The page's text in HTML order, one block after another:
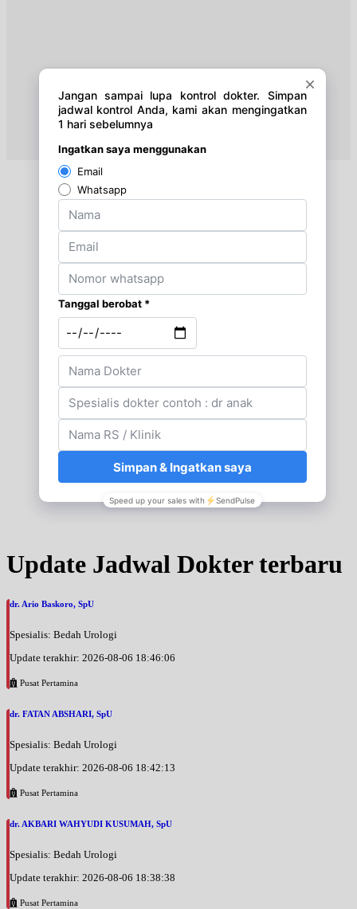
Update Jadwal Dokter terbaru
dr. Ario Baskoro, SpU
Spesialis: Bedah Urologi
Update terakhir: 2026-08-06 18:46:06
Pusat Pertamina
dr. FATAN ABSHARI, SpU
Spesialis: Bedah Urologi
Update terakhir: 2026-08-06 18:42:13
Pusat Pertamina
dr. AKBARI WAHYUDI KUSUMAH, SpU
Spesialis: Bedah Urologi
Update terakhir: 2026-08-06 18:38:38
Pusat Pertamina